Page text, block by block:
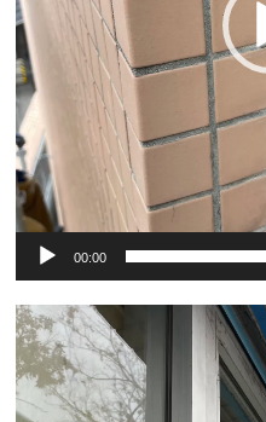
00:00
動
画
プ
レ